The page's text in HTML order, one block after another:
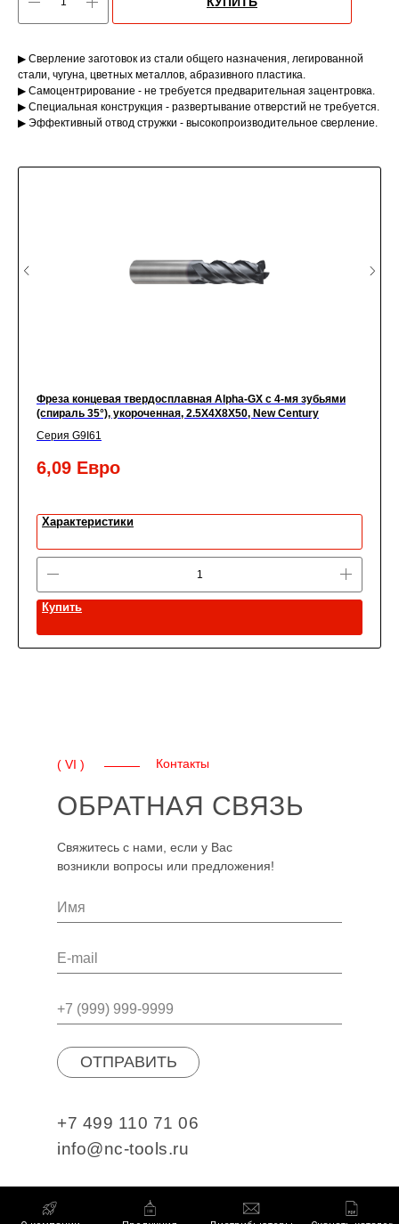
▶ Сверление заготовок из стали общего назначения, легированной
стали, чугуна, цветных металлов, абразивного пластика.
▶ Самоцентрирование - не требуется предварительная зацентровка.
▶ Специальная конструкция - развертывание отверстий не требуется.
▶ Эффективный отвод стружки - высокопроизводительное сверление.
Фреза концевая твердосплавная Alpha-GX c 4-мя зубьями
(спираль 35°), укороченная, 2.5X4X8X50, New Century
Серия G9I61
6,09 Евро
Характеристики
Купить
ОБРАТНАЯ СВЯЗЬ
Свяжитесь с нами, если у Вас
возникли вопросы или предложения!
+7 499 110 71 06
info@nc-tools.ru
АДРЕС: УЛ. НОБЕЛЯ 1,
ОТПРАВИТЬ
( VI ) Контакты